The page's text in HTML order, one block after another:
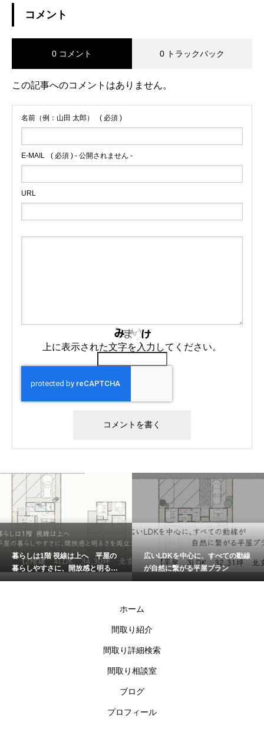
コメント
0 コメント 0 トラックバック
この記事へのコメントはありません。
名前（例：山田 太郎） ( 必須 )
E-MAIL ( 必須 ) - 公開されません -
URL
上に表示された文字を入力してください。
暮らしは1階 視線は上へ 平屋の
暮らしやすさに、開放感と明るさ
を両立プラン
広いLDKを中心に、すべての動線
が自然に繋がる平屋プラン
ホーム
間取り紹介
間取り詳細検索
間取り相談室
ブログ
プロフィール